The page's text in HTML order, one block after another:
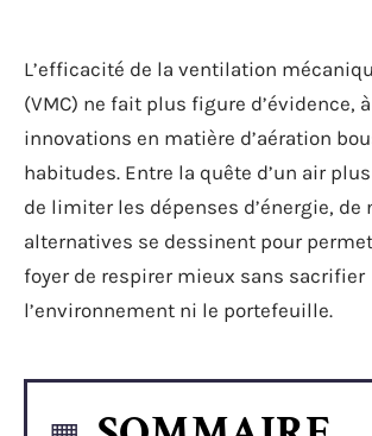
L’efficacité de la ventilation
(VMC) ne fait plus figure d’évidence,
innovations en matière d’aération
habitudes. Entre la quête d’un air
de limiter les dépenses d’énergie, de
alternatives se dessinent pour
foyer de respirer mieux sans sacrifier
l’environnement ni le portefeuille.